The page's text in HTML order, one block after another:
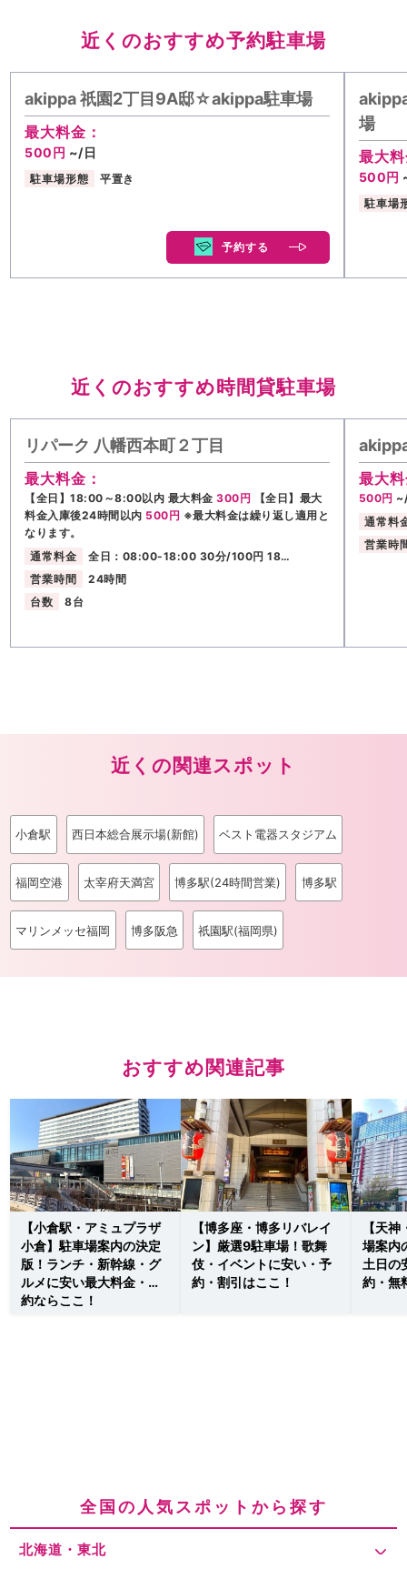
近くのおすすめ予約駐車場
akippa 祇園2丁目9A邸☆akippa駐車場
最大料金：
500円 ~/日
駐車場形態 平置き
予約する
場
最大
500円
駐車場
近くのおすすめ時間貸駐車場
リパーク 八幡西本町２丁目
最大料金：
【全日】18:00～8:00以内 最大料金300円
【全日】最大
料金入庫後24時間以内 500円 ※最大料金は繰り返し適用と
なります。
通常料金
全日：08:00-18:00 30分/100円 18…
営業時間
24時間
台数
8台
最大
500円
通常料
営業時
近くの関連スポット
小倉駅 西日本総合展示場(新館) ベスト電器スタジアム
福岡空港 太宰府天満宮 博多駅(24時間営業) 博多駅
マリンメッセ福岡 博多阪急 祇園駅(福岡県)
おすすめ関連記事
【小倉駅・アミュプラザ
小倉】駐車場案内の決定
版！ランチ・新幹線・グ
ルメに安い最大料金・予
約ならここ！
【博多座・博多リバレイ
ン】厳選9駐車場！歌舞
伎・イベントに安い・予
約・割引はここ！
【天
場案内
土日の
約・無
全国の人気スポットから探す
北海道・東北